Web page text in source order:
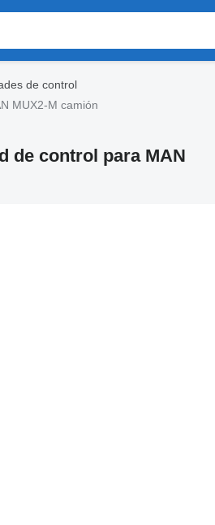
de control
MUX2-M camión
de control para MAN